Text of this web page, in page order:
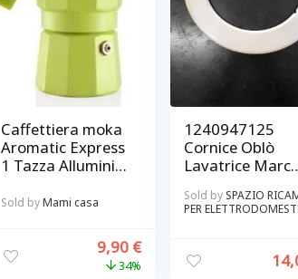
Caffettiera moka
Aromatic Express
1 Tazza Alluminio
Sold byMami casa
9,90 €
34%
1240947125
Cornice Oblò
Lavatrice
Originale
Sold by SPAZIO
PER